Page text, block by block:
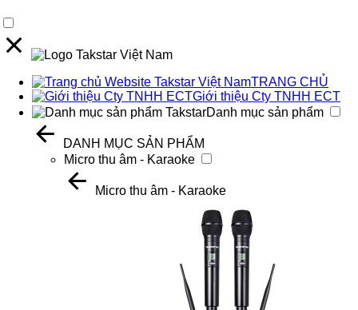
TRANG CHỦ
Giới thiệu Cty TNHH ECT
Danh mục sản phẩm
DANH MỤC SẢN PHẨM
Micro thu âm - Karaoke
Micro thu âm - Karaoke